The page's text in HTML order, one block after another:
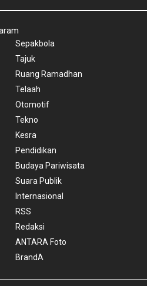
Sepakbola
Tajuk
Ruang Ramadhan
Telaah
Otomotif
Tekno
Kesra
Pendidikan
Budaya Pariwisata
Suara Publik
Internasional
RSS
Redaksi
ANTARA Foto
BrandA